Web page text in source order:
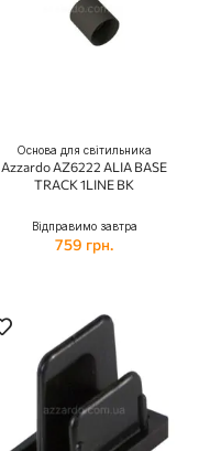
Основа для світильника
Azzardo AZ6222 ALIA BASE
TRACK 1LINE BK
Відправимо завтра
759 грн.